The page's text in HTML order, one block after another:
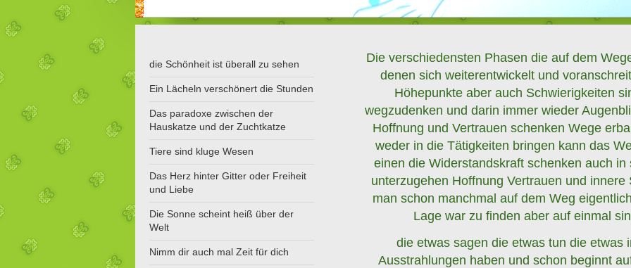
Die verschiedensten Phasen die auf dem
denen sich weiterentwickelt und
Höhepunkte aber auch Schwierigkeiten
wegzudenken und darin immer wieder
Hoffnung und Vertrauen schenken Wege
weder in die Tätigkeiten bringen kann das
einen die Widerstandskraft schenken auch
unterzugehen Hoffnung Vertrauen und
man schon manchmal auf dem Weg
Lage war zu finden aber auf einmal
die etwas sagen die etwas tun die etwas
Ausstrahlungen haben und schon beginnt
die Schönheit ist überall zu sehen
Ein Lächeln verschönert die Stunden
Das paradoxe zwischen der
Hauskatze und der Zuchtkatze
Tiere sind kluge Wesen
Das Herz hinter Gitter oder Freiheit
und Liebe
Die Sonne scheint heiß über der
Welt
Nimm dir auch mal Zeit für dich